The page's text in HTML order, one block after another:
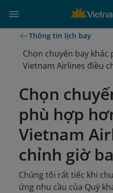
Thông tin lịch bay
Chọn chuyến bay
Vietnam Airlines điều
Chọn
phù hợp
Vietnam
chỉnh giờ
Chúng tôi rất tiếc khi
ứng nhu cầu của Quý